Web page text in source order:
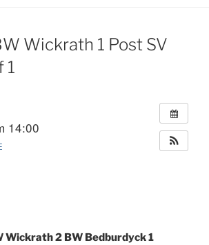
Wickrath 1 Post SV
1
14:00
Wickrath 2 BW Bedburdyck 1